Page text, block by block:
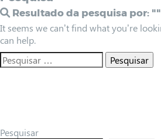
Resultado da pesquisa por: ""
It seems we can’t find what you’re
can help.
Pesquisar